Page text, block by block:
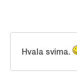
Hvala svima.